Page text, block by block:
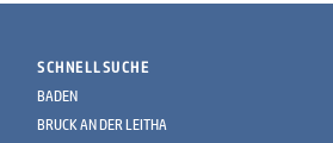
SCHNELLSUCHE
BADEN
BRUCK AN DER LEITHA